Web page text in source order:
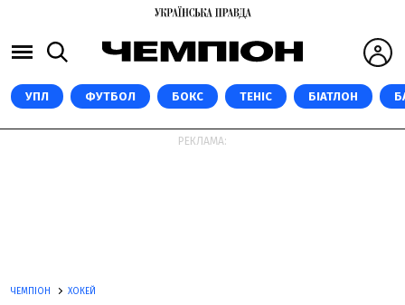
УПЛ ФУТБОЛ БОКС ТЕНІС БІАТЛОН
РЕКЛАМА:
ЧЕМПІОН ХОКЕЙ